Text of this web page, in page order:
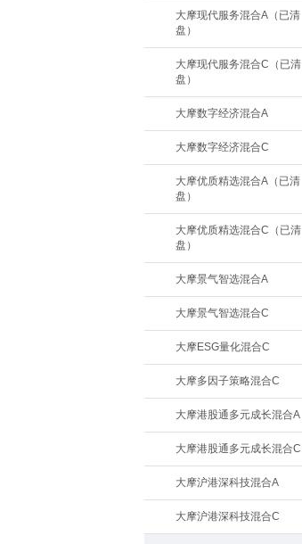
大摩现代服务混合A（已清
盘）
大摩现代服务混合C（已清
盘）
大摩数字经济混合A
大摩数字经济混合C
大摩优质精选混合A（已清
盘）
大摩优质精选混合C（已清
盘）
大摩景气智选混合A
大摩景气智选混合C
大摩ESG量化混合C
大摩多因子策略混合C
大摩港股通多元成长混合A
大摩港股通多元成长混合C
大摩沪港深科技混合A
大摩沪港深科技混合C